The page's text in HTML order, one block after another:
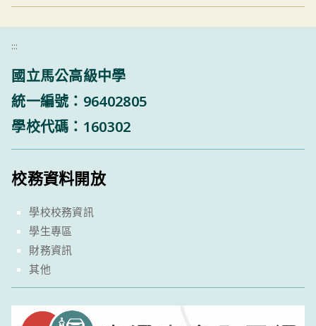
:::
國立馬公高級中學
統一編號：96402805
學校代碼：160302
校務資料開放
學校校務資訊
學生專區
財務資訊
其他